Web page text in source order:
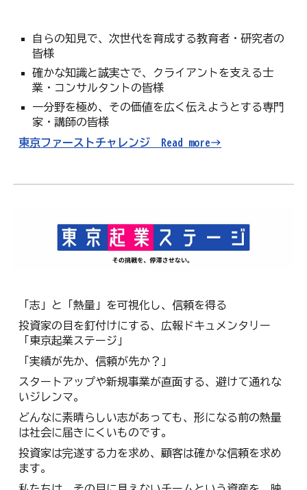
自らの知見で、次世代を育成する教育者・研究者の
皆様
確かな知識と誠実さで、クライアントを支える士
業・コンサルタントの皆様
一分野を極め、その価値を広く伝えようとする専門
家・講師の皆様
東京ファーストチャレンジ Read more→
「志」と「熱量」を可視化し、信頼を得る
投資家の目を釘付けにする、広報ドキュメンタリー
「東京起業ステージ」
「実績が先か、信頼が先か？」
スタートアップや新規事業が直面する、避けて通れな
いジレンマ。
どんなに素晴らしい志があっても、形になる前の熱量
は社会に届きにくいものです。
投資家は完遂する力を求め、顧客は確かな信頼を求め
ます。